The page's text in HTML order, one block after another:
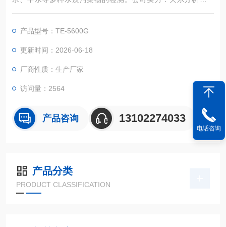
（天津）有限公司是一家致力于水质检测仪器、水质检测试剂、
一体的国家高新技术企业，为客户提供水质检测产品、服务及整
体解决方案.
测定仪、氨氮测定仪、总磷测定仪、总氮测定仪等
产品型号：TE-5600G
更新时间：2026-06-18
厂商性质：生产厂家
访问量：2564
产品咨询 13102274033
产品分类
PRODUCT CLASSIFICATION
电话咨询